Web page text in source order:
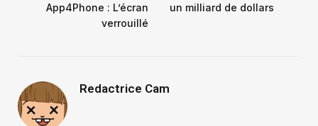
App4Phone : L’écran
verrouillé
un milliard de dollars
Redactrice Cam